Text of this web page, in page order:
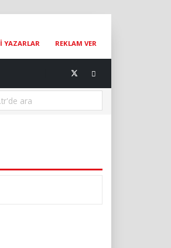
YAZARLAR REKLAM VER
Kediler Günü'nün Adresi İstanbul Kedi Müzesi